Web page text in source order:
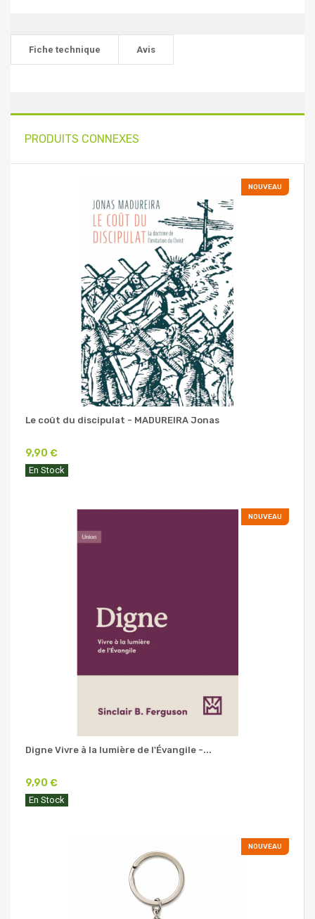
Fiche technique Avis
PRODUITS CONNEXES
NOUVEAU
Le coût du discipulat - MADUREIRA Jonas
9,90 €
En Stock
NOUVEAU
Digne Vivre à la lumière de l'Évangile -...
9,90 €
En Stock
NOUVEAU